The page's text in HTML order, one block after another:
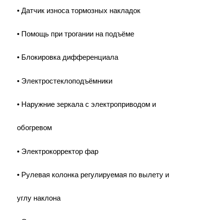
• Датчик износа тормозных накладок
• Помощь при трогании на подъёме
• Блокировка дифференциала
• Электростеклоподъёмники
• Наружние зеркала с электроприводом и
обогревом
• Электрокорректор фар
• Рулевая колонка регулируемая по вылету и
углу наклона